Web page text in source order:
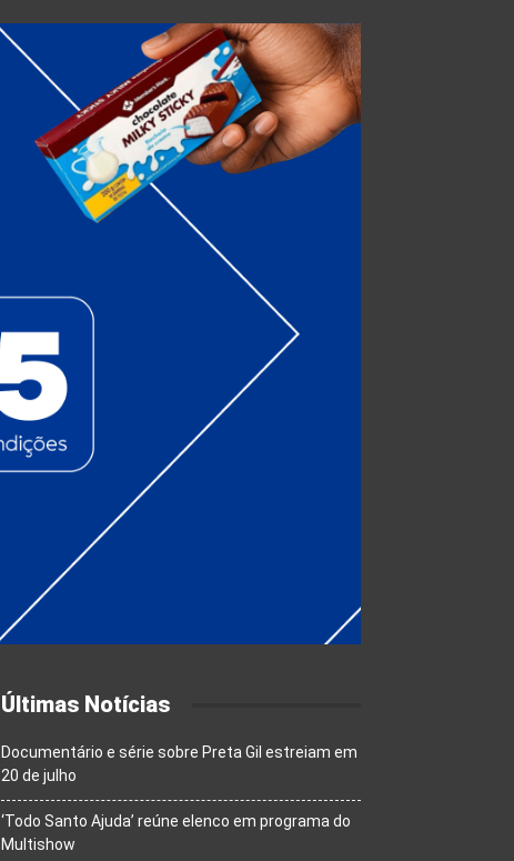
Últimas Notícias
Documentário e série sobre Preta Gil estreiam em
20 de julho
‘Todo Santo Ajuda’ reúne elenco em programa do
Multishow